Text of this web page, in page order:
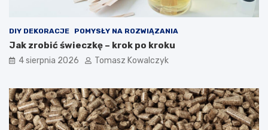
DIY DEKORACJE POMYSŁY NA ROZWIĄZANIA
Jak zrobić świeczkę – krok po kroku
4 sierpnia 2026 Tomasz Kowalczyk